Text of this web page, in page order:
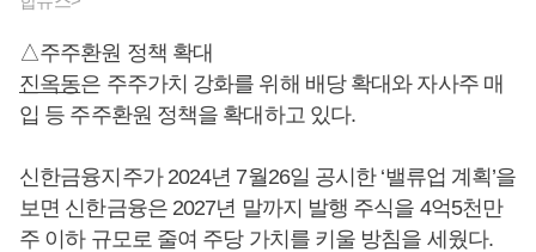
△주주환원 정책 확대
진옥동은 주주가치 강화를 위해 배당 확대와 자사주 매
입 등 주주환원 정책을 확대하고 있다.
신한금융지주가 2024년 7월26일 공시한 ‘밸류업 계획’을
보면 신한금융은 2027년 말까지 발행 주식을 4억5천만
주 이하 규모로 줄여 주당 가치를 키울 방침을 세웠다.